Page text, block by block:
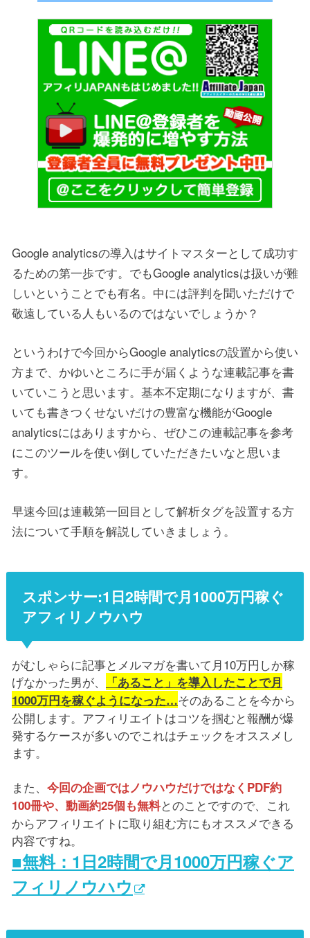
Google analyticsの導入はサイトマスターとして成功す
るための第一歩です。でもGoogle analyticsは扱いが難
しいということでも有名。中には評判を聞いただけで
敬遠している人もいるのではないでしょうか？
というわけで今回からGoogle analyticsの設置から使い
方まで、かゆいところに手が届くような連載記事を書
いていこうと思います。基本不定期になりますが、書
いても書きつくせないだけの豊富な機能がGoogle
analyticsにはありますから、ぜひこの連載記事を参考
にこのツールを使い倒していただきたいなと思いま
す。
早速今回は連載第一回目として解析タグを設置する方
法について手順を解説していきましょう。
スポンサー:1日2時間で月1000万円稼ぐ
アフィリノウハウ
がむしゃらに記事とメルマガを書いて月10万円しか稼
げなかった男が、
「あること」を導入したことで月
1000万円を稼ぐようになった…そのあることを今から
公開します。アフィリエイトはコツを掴むと報酬が爆
発するケースが多いのでこれはチェックをオススメし
ます。
また、 今回の企画ではノウハウだけではなくPDF約
100冊や、動画約25個も無料とのことですので、これ
からアフィリエイトに取り組む方にもオススメできる
内容ですね。
■無料：1日2時間で月1000万円稼ぐア
フィリノウハウ